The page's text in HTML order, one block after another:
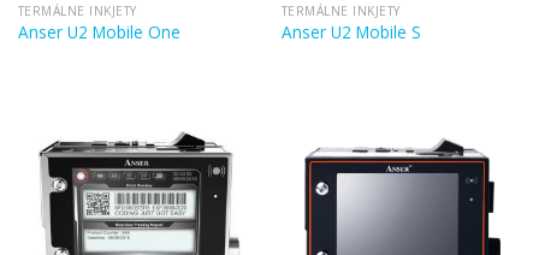
TERMÁLNE INKJETY
Anser U2 Mobile One
TERMÁLNE INKJETY
Anser U2 Mobile S